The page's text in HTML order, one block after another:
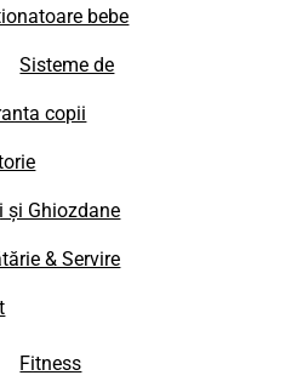
bebe
Sisteme de
copii
și Ghiozdane
& Servire
Fitness